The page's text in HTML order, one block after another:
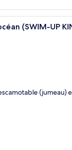
Une
(SWIM-UP
(jumeau)